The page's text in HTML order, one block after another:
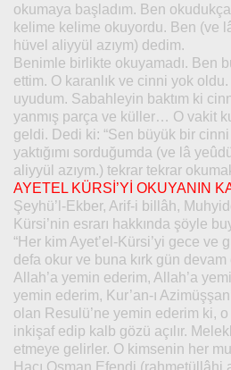
okumaya başladım. Ben
kelime kelime okuyordu. Ben (ve
hüvel aliyyül azıym) dedim.
Benimle birlikte okuyamadı. Ben
ettim. O karanlık ve cinni yok
uyudum. Sabahleyin baktım ki
yanmış parça ve küller… O vakit
geldi. Dedi ki: “Sen büyük bir cinni
yaktığımı sorduğumda (ve lâ
aliyyül azıym.) tekrar tekrar
AYETEL KÜRSİ’Yİ OKUYANIN
Şeyhü’l-Ekber, Arif-i billâh,
Kürsi’nin esrarı hakkında şöyle
“Her kim Ayet’el-Kürsi’yi gece ve
defa okur ve buna kırk gün
Allah’a yemin ederim, Allah’a
yemin ederim, Kur’an-ı
olan Resulü’ne yemin ederim ki,
inkişaf edip kalb gözü açılır.
etmeye gelirler. O kimsenin her
Hacı Osman Efendi